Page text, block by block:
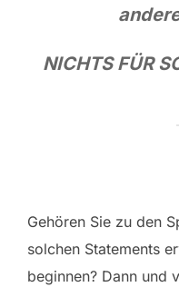
NICHTS FÜR
Gehören Sie zu den
solchen Statements
beginnen? Dann und